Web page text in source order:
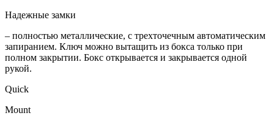
Надежные замки
– полностью металлические, с трехточечным автоматическим
запиранием. Ключ можно вытащить из бокса только при
полном закрытии. Бокс открывается и закрывается одной
рукой.
Quick
Mount